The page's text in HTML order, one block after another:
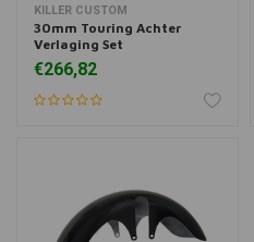
KILLER CUSTOM
30mm Touring Achter
Verlaging Set
€266,82